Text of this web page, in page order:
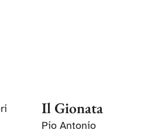
Il Gionata
Pio Antonio